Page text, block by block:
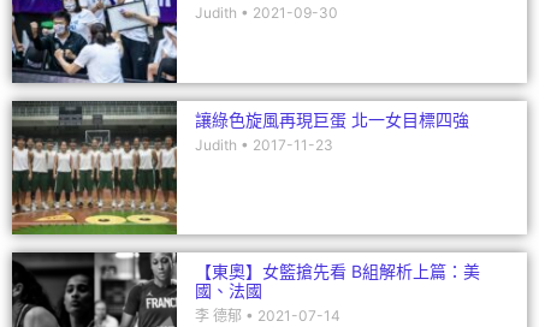
Judith 2021-09-30
讓綠色旋風再現巨蛋 北一女目標四強
Judith 2017-11-23
【東奧】女籃搶先看 B組解析上篇：美
國、法國
李 德郁 2021-07-14